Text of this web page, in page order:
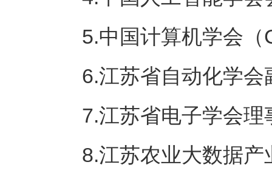
5.中国计算机学会
6.江苏省自动化学会
7.江苏省电子学会理
8.江苏农业大数据